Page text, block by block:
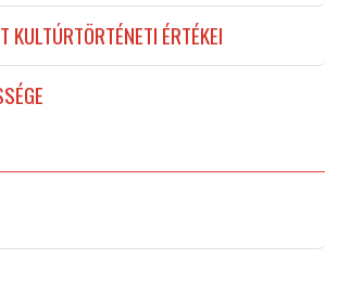
KULTÚRTÖRTÉNETI ÉRTÉKEI